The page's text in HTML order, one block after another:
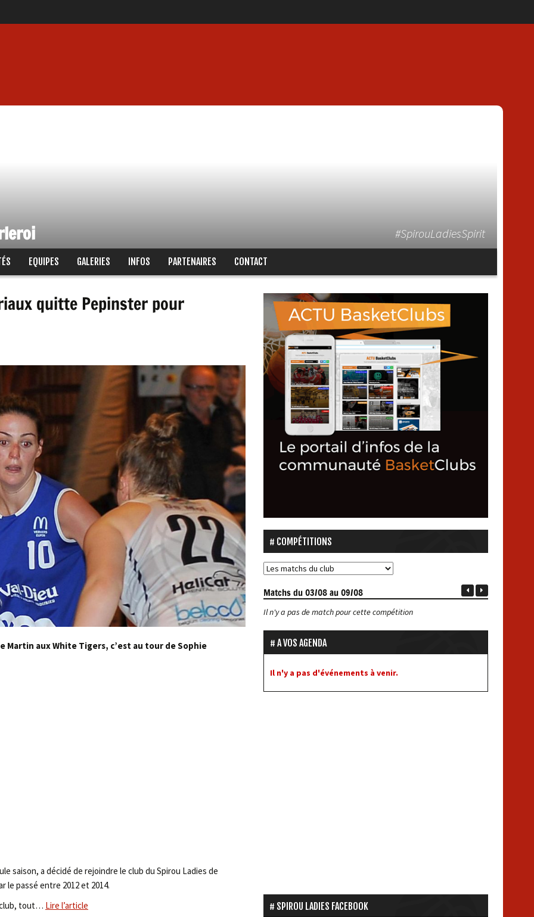
#SpirouLadiesSpirit
EQUIPES GALERIES INFOS PARTENAIRES CONTACT
quitte Pepinster pour
Martin aux White Tigers, c’est au tour de Sophie
saison, a décidé de rejoindre le club du Spirou Ladies de
le passé entre 2012 et 2014.
club, tout… Lire l’article
COMPÉTITIONS
Matchsdu 03/08 au 09/08
Il n'y a pas de match pour cette compétition
A VOS AGENDA
Il n'y a pas d'événements à venir.
SPIROU LADIES FACEBOOK